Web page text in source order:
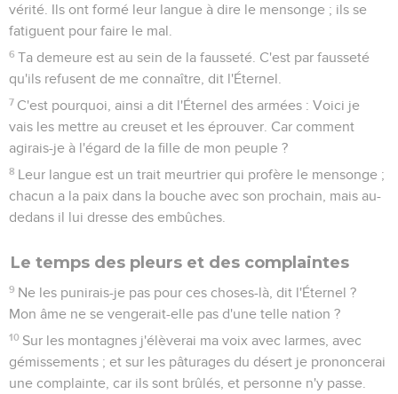
vérité. Ils ont formé leur langue à dire le mensonge ; ils se
fatiguent pour faire le mal.
6 Ta demeure est au sein de la fausseté. C'est par fausseté
qu'ils refusent de me connaître, dit l'Éternel.
7 C'est pourquoi, ainsi a dit l'Éternel des armées : Voici je
vais les mettre au creuset et les éprouver. Car comment
agirais-je à l'égard de la fille de mon peuple ?
8 Leur langue est un trait meurtrier qui profère le mensonge ;
chacun a la paix dans la bouche avec son prochain, mais au-
dedans il lui dresse des embûches.
Le temps des pleurs et des complaintes
9 Ne les punirais-je pas pour ces choses-là, dit l'Éternel ?
Mon âme ne se vengerait-elle pas d'une telle nation ?
10 Sur les montagnes j'élèverai ma voix avec larmes, avec
gémissements ; et sur les pâturages du désert je prononcerai
une complainte, car ils sont brûlés, et personne n'y passe.